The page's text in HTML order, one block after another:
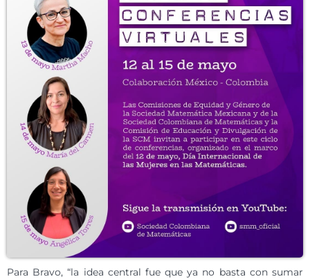
Para Bravo, “la idea central fue que ya no basta con sumar